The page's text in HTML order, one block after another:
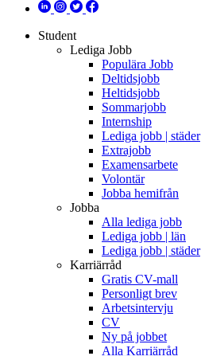
Student
Lediga Jobb
Populära Jobb
Deltidsjobb
Heltidsjobb
Sommarjobb
Internship
Lediga jobb | städer
Extrajobb
Examensarbete
Volontär
Jobba hemifrån
Jobba
Alla lediga jobb
Lediga jobb | län
Lediga jobb | städer
Karriärråd
Gratis CV-mall
Personligt brev
Arbetsintervju
CV
Ny på jobbet
Alla Karriärråd